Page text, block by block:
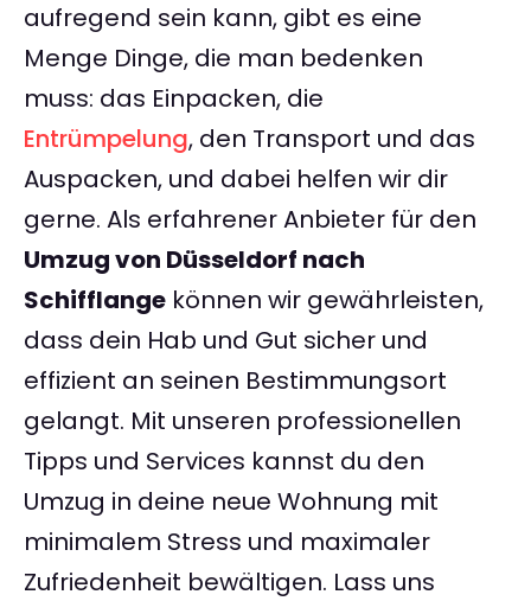
aufregend sein kann, gibt es eine
Menge Dinge, die man bedenken
muss: das Einpacken, die
Entrümpelung, den Transport und das
Auspacken, und dabei helfen wir dir
gerne. Als erfahrener Anbieter für den
Umzug von Düsseldorf nach
Schifflange können wir gewährleisten,
dass dein Hab und Gut sicher und
effizient an seinen Bestimmungsort
gelangt. Mit unseren professionellen
Tipps und Services kannst du den
Umzug in deine neue Wohnung mit
minimalem Stress und maximaler
Zufriedenheit bewältigen. Lass uns